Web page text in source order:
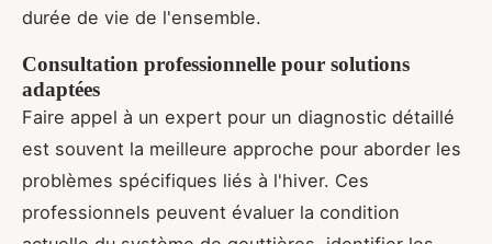
durée de vie de l'ensemble.
Consultation professionnelle pour solutions
adaptées
Faire appel à un expert pour un diagnostic détaillé
est souvent la meilleure approche pour aborder les
problèmes spécifiques liés à l'hiver. Ces
professionnels peuvent évaluer la condition